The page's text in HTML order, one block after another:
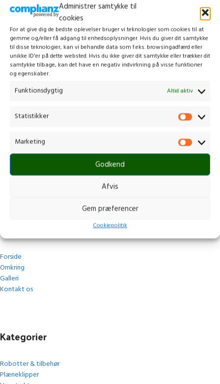
Administrer samtykke til
cookies
For at give dig de bedste oplevelser bruger vi teknologier som cookies til at
gemme og/eller få adgang til enhedsoplysninger. Hvis du giver dit samtykke
til disse teknologier, kan vi behandle data som f.eks. browsingadfærd eller
unikke ID'er på dette websted. Hvis du ikke giver dit samtykke eller trækker dit
samtykke tilbage, kan det have en negativ indvirkning på visse funktioner
og egenskaber.
Funktionsdygtig Altid aktiv
Statistikker
Marketing
Godkend
Afvis
Gem præferencer
Cookiepolitik
Kontakt os
Gammelmark 1, 6630 Rødding
+45 7484 5090
CVR.: 17679082
Navigation
Forside
Omkring
Galleri
Kontakt os
Kategorier
Robotter & tilbehør
Plæneklipper